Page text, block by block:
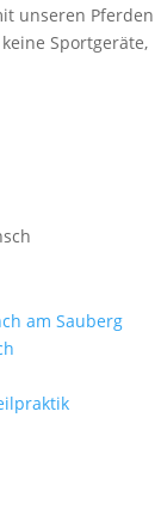
unseren Pferden
Sportgeräte,
am Sauberg